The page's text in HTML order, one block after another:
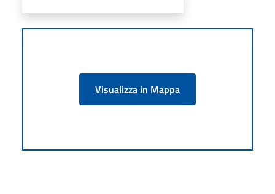
Visualizza in Mappa